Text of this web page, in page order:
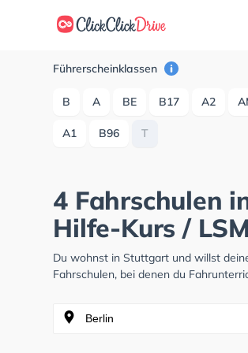
Führerscheinklassen
B A BE B17 A2
A1 B96 T
4 Fahrschulen
Hilfe-Kurs /
Du wohnst in Stuttgart und willst
Fahrschulen, bei denen du